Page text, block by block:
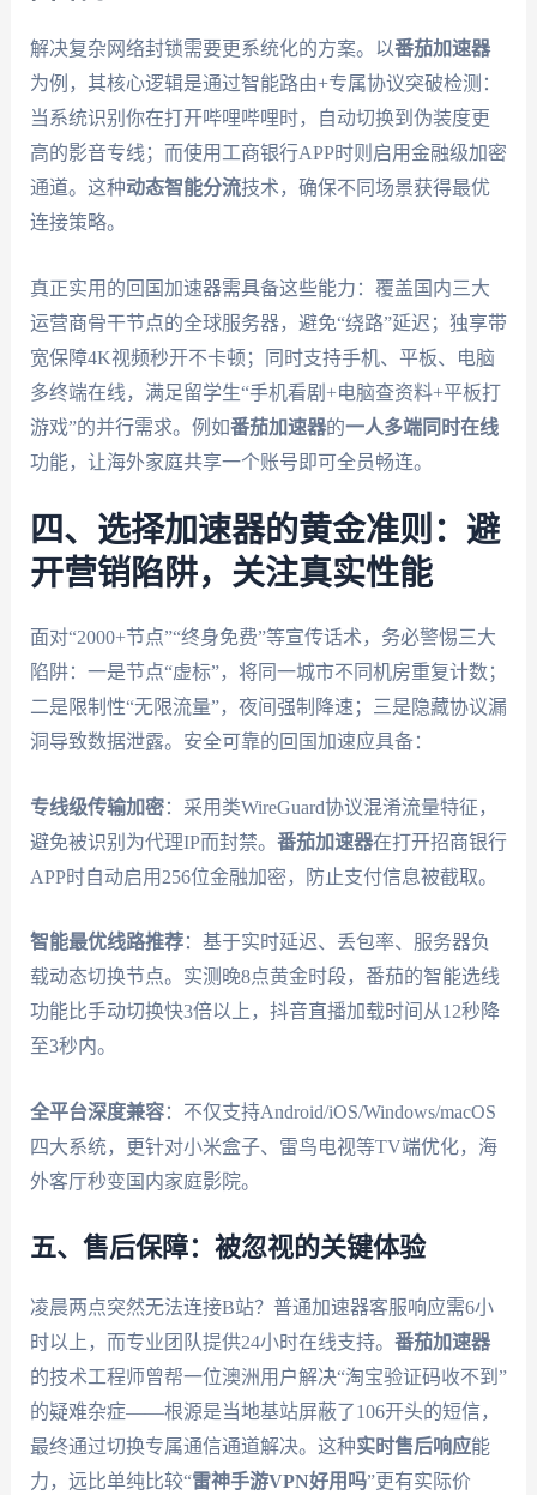
解决复杂网络封锁需要更系统化的方案。以番茄加速器
为例，其核心逻辑是通过智能路由+专属协议突破检测：
当系统识别你在打开哔哩哔哩时，自动切换到伪装度更
高的影音专线；而使用工商银行APP时则启用金融级加密
通道。这种动态智能分流技术，确保不同场景获得最优
连接策略。
真正实用的回国加速器需具备这些能力：覆盖国内三大
运营商骨干节点的全球服务器，避免“绕路”延迟；独享带
宽保障4K视频秒开不卡顿；同时支持手机、平板、电脑
多终端在线，满足留学生“手机看剧+电脑查资料+平板打
游戏”的并行需求。例如番茄加速器的一人多端同时在线
功能，让海外家庭共享一个账号即可全员畅连。
四、选择加速器的黄金准则：避
开营销陷阱，关注真实性能
面对“2000+节点”“终身免费”等宣传话术，务必警惕三大
陷阱：一是节点“虚标”，将同一城市不同机房重复计数；
二是限制性“无限流量”，夜间强制降速；三是隐藏协议漏
洞导致数据泄露。安全可靠的回国加速应具备：
专线级传输加密：采用类WireGuard协议混淆流量特征，
避免被识别为代理IP而封禁。 番茄加速器在打开招商银行
APP时自动启用256位金融加密，防止支付信息被截取。
智能最优线路推荐：基于实时延迟、丢包率、服务器负
载动态切换节点。实测晚8点黄金时段，番茄的智能选线
功能比手动切换快3倍以上，抖音直播加载时间从12秒降
至3秒内。
全平台深度兼容：不仅支持Android/iOS/Windows/macOS
四大系统，更针对小米盒子、雷鸟电视等TV端优化，海
外客厅秒变国内家庭影院。
五、售后保障：被忽视的关键体验
凌晨两点突然无法连接B站？普通加速器客服响应需6小
时以上，而专业团队提供24小时在线支持。 番茄加速器
的技术工程师曾帮一位澳洲用户解决“淘宝验证码收不到”
的疑难杂症——根源是当地基站屏蔽了106开头的短信，
最终通过切换专属通信通道解决。这种实时售后响应能
力，远比单纯比较“雷神手游VPN好用吗”更有实际价